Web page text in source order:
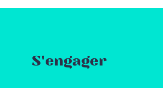
S'engager